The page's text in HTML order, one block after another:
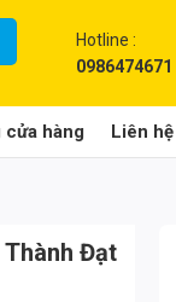
Hotline :
0986474671
cửa hàng Liên hệ
Thành Đạt